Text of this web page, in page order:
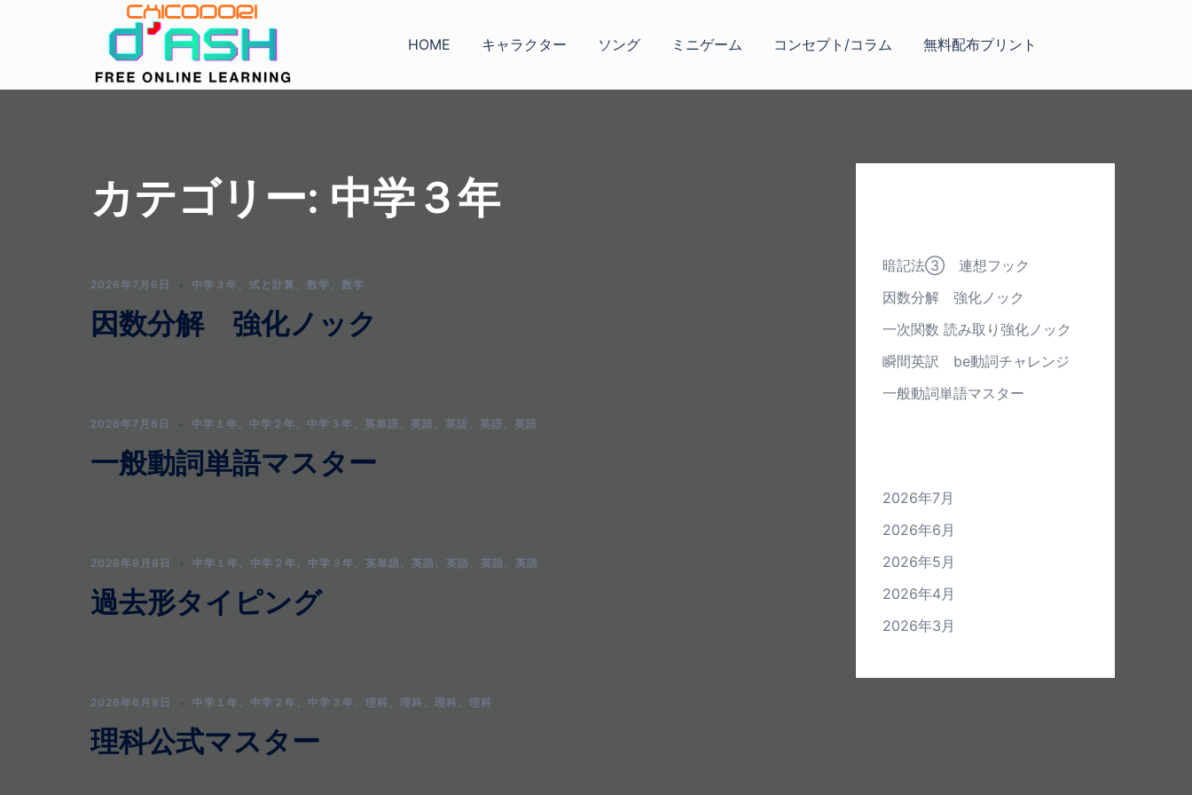
HOME キャラクター ソング ミニゲーム コンセプト/コラム 無料配布プリント
カテゴリー: 中学３年
2026年7月6日 中学３年 、 式と計算 、 数学 、 数学
因数分解 強化ノック
2026年7月6日 中学１年 、 中学２年 、 中学３年 、 英単語 、 英語 、 英語 、 英語 、 英語
一般動詞単語マスター
2026年6月8日 中学１年 、 中学２年 、 中学３年 、 英単語 、 英語 、 英語 、 英語 、 英語
過去形タイピング
2026年6月8日 中学１年 、 中学２年 、 中学３年 、 理科 、 理科 、 理科 、 理科
理科公式マスター
暗記法③ 連想フック
因数分解 強化ノック
一次関数 読み取り強化ノック
瞬間英訳 be動詞チャレンジ
一般動詞単語マスター
2026年7月
2026年6月
2026年5月
2026年4月
2026年3月